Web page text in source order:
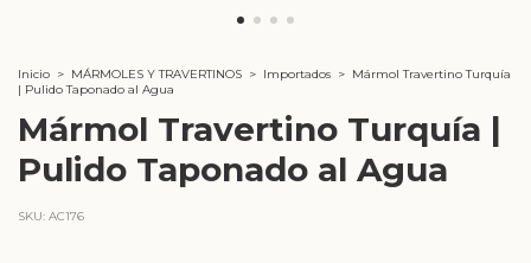
Inicio > MÁRMOLES Y TRAVERTINOS > Importados > Mármol Travertino Turquía
| Pulido Taponado al Agua
Mármol Travertino Turquía |
Pulido Taponado al Agua
SKU: AC176